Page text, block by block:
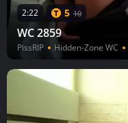
2:22 5 10
WC 2859
PissRIP Hidden-Zone WC